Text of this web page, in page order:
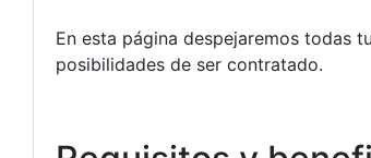
En esta página despejaremos todas
posibilidades de ser contratado.